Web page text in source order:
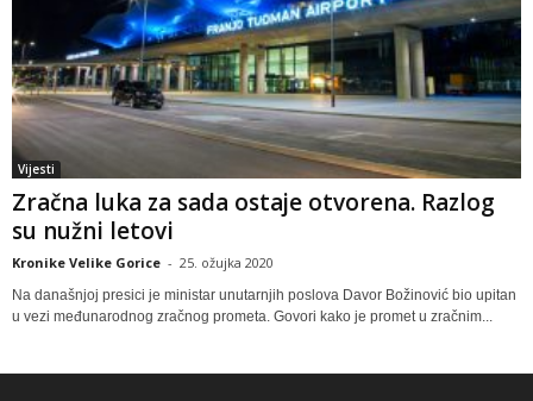
Vijesti
Zračna luka za sada ostaje otvorena. Razlog
su nužni letovi
Kronike Velike Gorice - 25. ožujka 2020
Na današnjoj presici je ministar unutarnjih poslova Davor Božinović bio upitan
u vezi međunarodnog zračnog prometa. Govori kako je promet u zračnim...